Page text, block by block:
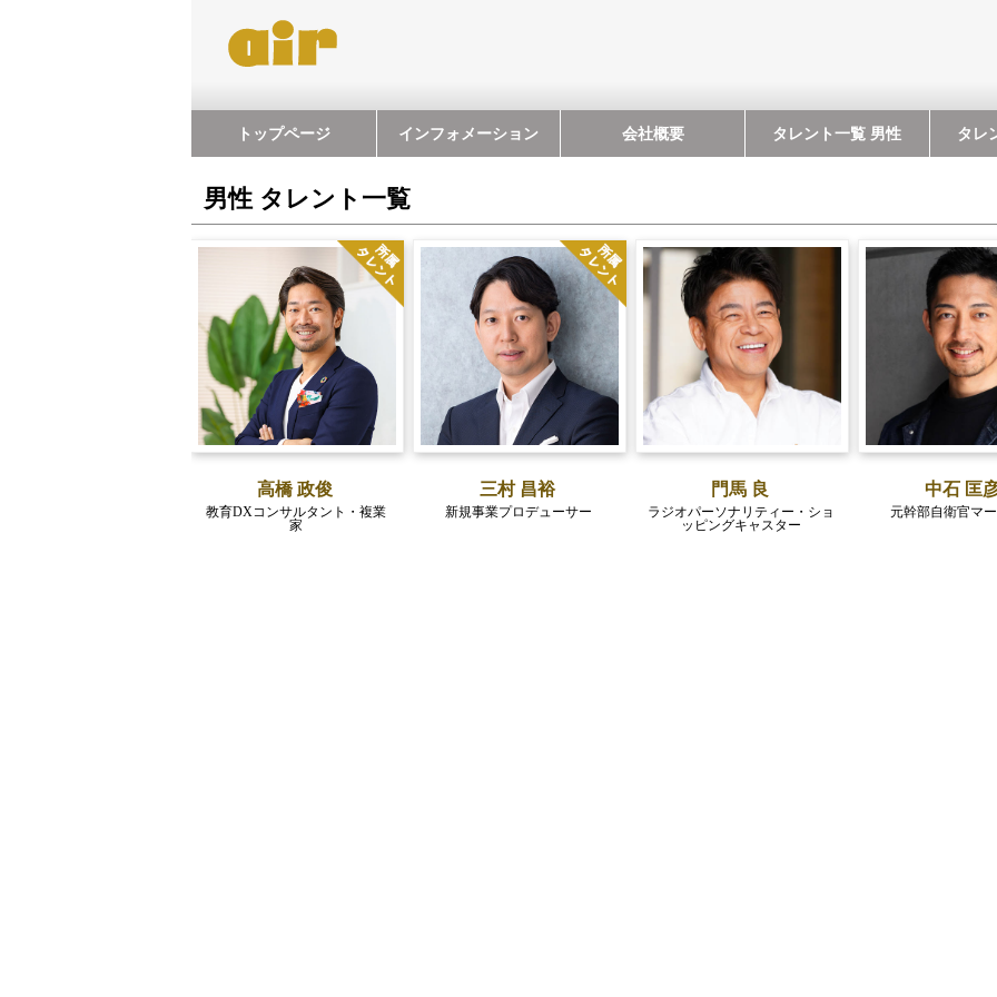
トップページ インフォメーション 会社概要 タレント一覧 男性 タレ
男性 タレント一覧
高橋 政俊
教育DXコンサルタント・複業
家
三村 昌裕
新規事業プロデューサー
門馬 良
ラジオパーソナリティー・ショ
ッピングキャスター
中石 匡
元幹部自衛官マ